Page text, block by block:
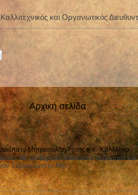
και Οργανωτικός
Αρχική σελίδα
Μητροπολίτη Άρτης κ.κ. Καλλίνικο
Με αισθήματα βαθύτατου σεβασμού και
Σεβασμιώτατο Μητ...